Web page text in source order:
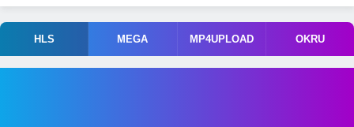
HLS MEGA MP4UPLOAD OKRU